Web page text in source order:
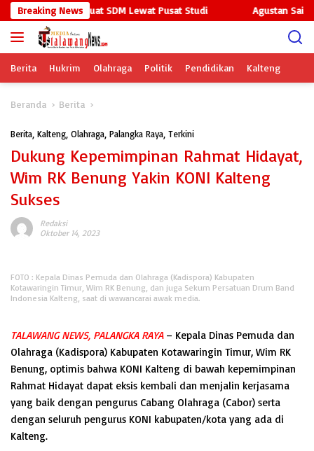
Langsung
ke
konten
Breaking News
Kampus Perkuat SDM Lewat Pusat Studi Agustan
Berita Hukrim Olahraga Politik Pendidikan Kalteng
Beranda Berita
Berita Kalteng Olahraga Palangka Raya Terkini
Dukung Kepemimpinan Rahmat Hidayat,
Wim RK Benung Yakin KONI Kalteng
Sukses
Redaksi
Oktober 14, 2023
FOTO : Kepala Dinas Pemuda dan Olahraga (Kadispora) Kabupaten
Kotawaringin Timur, Wim RK Benung, dan juga Sekum Persatuan Drum Band
Indonesia Kalteng, saat di wawancarai awak media.
TALAWANG NEWS, PALANGKA RAYA – Kepala Dinas Pemuda dan
Olahraga (Kadispora) Kabupaten Kotawaringin Timur, Wim RK
Benung, optimis bahwa KONI Kalteng di bawah kepemimpinan
Rahmat Hidayat dapat eksis kembali dan menjalin kerjasama
yang baik dengan pengurus Cabang Olahraga (Cabor) serta
dengan seluruh pengurus KONI kabupaten/kota yang ada di
Kalteng.